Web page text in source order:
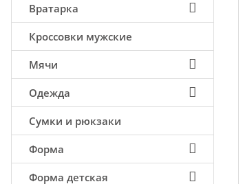
Вратарка
Кроссовки мужские
Мячи
Одежда
Сумки и рюкзаки
Форма
Форма детская